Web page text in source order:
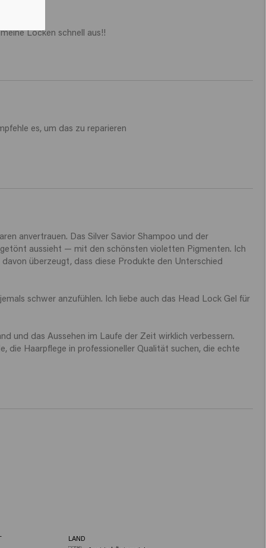
Locken schnell aus!!
es, um das zu reparieren
anvertrauen. Das Silver Savior Shampoo und der
aussieht — mit den schönsten violetten Pigmenten. Ich
überzeugt, dass diese Produkte den Unterschied
schwer anzufühlen. Ich liebe auch das Head Lock Gel für
und das Aussehen im Laufe der Zeit wirklich verbessern.
die Haarpflege in professioneller Qualität suchen, die echte
LAND